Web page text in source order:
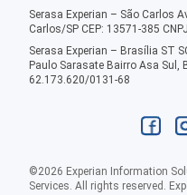
Serasa Experian – São Carlos
Carlos/SP CEP: 13571-385
Serasa Experian – Brasília ST
Paulo Sarasate Bairro Asa Sul,
62.173.620/0131-68
©2026 Experian Information
Services. All rights reserved.